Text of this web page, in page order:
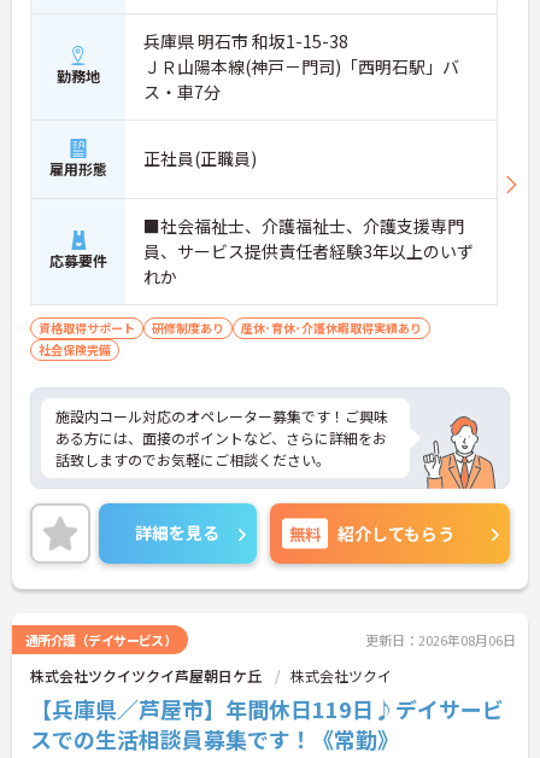
勤務地
兵庫県 明石市 和坂1-15-38
ＪＲ山陽本線(神戸－門司)「西明石駅」バ
ス・車7分
雇用形態 正社員(正職員)
応募要件
■社会福祉士、介護福祉士、介護支援専門
員、サービス提供責任者経験3年以上のいず
れか
資格取得サポート 研修制度あり
産休･育休･介護休暇取得実績あり
社会保険完備
施設内コール対応のオペレーター募集です！ご興味
ある方には、面接のポイントなど、さらに詳細をお
話致しますのでお気軽にご相談ください。
詳細を見る 無料 紹介してもらう
通所介護（デイサービス） 更新日：2026年08月06日
株式会社ツクイツクイ芦屋朝日ケ丘 株式会社ツクイ
【兵庫県／芦屋市】年間休日119日♪デイサービ
スでの生活相談員募集です！《常勤》